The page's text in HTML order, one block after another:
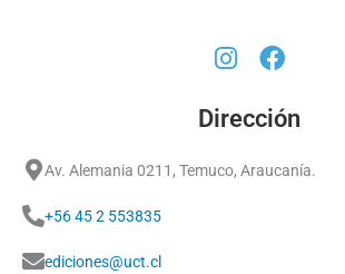
Dirección
Av. Alemania 0211, Temuco, Araucanía.
+56 45 2 553835
ediciones@uct.cl